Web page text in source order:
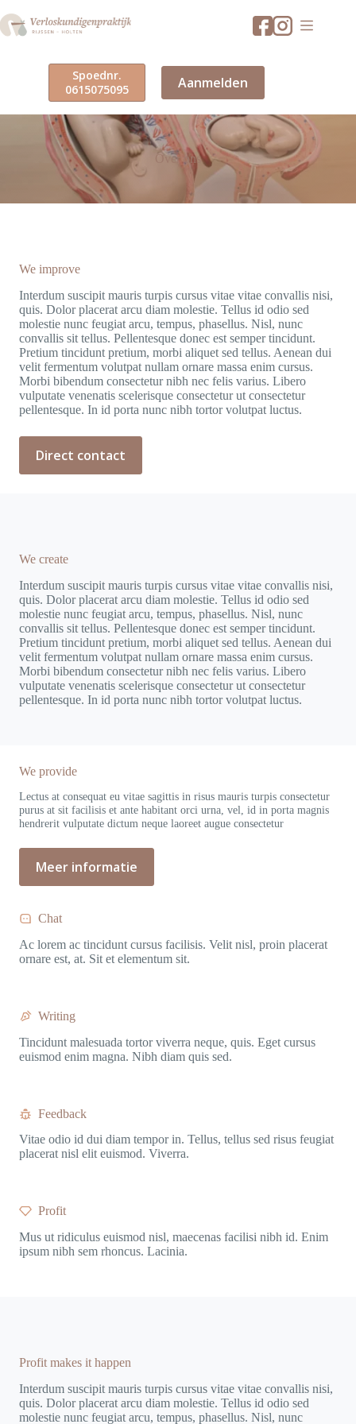
naar
de
Spoednr.
0615075095
Aanmelden
Over ons
We improve
Interdum suscipit mauris turpis cursus vitae vitae convallis nisi,
quis. Dolor placerat arcu diam molestie. Tellus id odio sed
molestie nunc feugiat arcu, tempus, phasellus. Nisl, nunc
convallis sit tellus. Pellentesque donec est semper tincidunt.
Pretium tincidunt pretium, morbi aliquet sed tellus. Aenean dui
velit fermentum volutpat nullam ornare massa enim cursus.
Morbi bibendum consectetur nibh nec felis varius. Libero
vulputate venenatis scelerisque consectetur ut consectetur
pellentesque. In id porta nunc nibh tortor volutpat luctus.
Direct contact
We create
Interdum suscipit mauris turpis cursus vitae vitae convallis nisi,
quis. Dolor placerat arcu diam molestie. Tellus id odio sed
molestie nunc feugiat arcu, tempus, phasellus. Nisl, nunc
convallis sit tellus. Pellentesque donec est semper tincidunt.
Pretium tincidunt pretium, morbi aliquet sed tellus. Aenean dui
velit fermentum volutpat nullam ornare massa enim cursus.
Morbi bibendum consectetur nibh nec felis varius. Libero
vulputate venenatis scelerisque consectetur ut consectetur
pellentesque. In id porta nunc nibh tortor volutpat luctus.
We provide
Lectus at consequat eu vitae sagittis in risus mauris turpis consectetur
purus at sit facilisis et ante habitant orci urna, vel, id in porta magnis
hendrerit vulputate dictum neque laoreet augue consectetur
Meer informatie
Chat
Ac lorem ac tincidunt cursus facilisis. Velit nisl, proin placerat
ornare est, at. Sit et elementum sit.
Writing
Tincidunt malesuada tortor viverra neque, quis. Eget cursus
euismod enim magna. Nibh diam quis sed.
Feedback
Vitae odio id dui diam tempor in. Tellus, tellus sed risus feugiat
placerat nisl elit euismod. Viverra.
Profit
Mus ut ridiculus euismod nisl, maecenas facilisi nibh id. Enim
ipsum nibh sem rhoncus. Lacinia.
Profit makes it happen
Interdum suscipit mauris turpis cursus vitae vitae convallis nisi,
quis. Dolor placerat arcu diam molestie. Tellus id odio sed
molestie nunc feugiat arcu, tempus, phasellus. Nisl, nunc